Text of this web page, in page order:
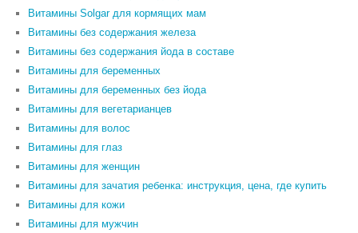
Витамины Solgar для кормящих мам
Витамины без содержания железа
Витамины без содержания йода в составе
Витамины для беременных
Витамины для беременных без йода
Витамины для вегетарианцев
Витамины для волос
Витамины для глаз
Витамины для женщин
Витамины для зачатия ребенка: инструкция, цена, где купить
Витамины для кожи
Витамины для мужчин